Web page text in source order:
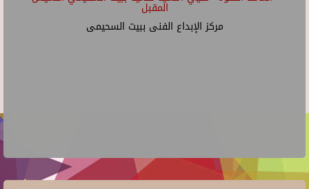
المقبل
مركز الإبداع الفنى ببيت السحيمى